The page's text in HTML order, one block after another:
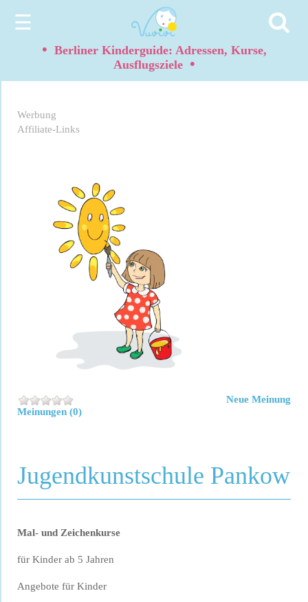
☰
• Berliner Kinderguide: Adressen, Kurse,
Ausflugsziele •
Werbung
Affiliate-Links
Meinungen (0)
Neue Meinung
Jugendkunstschule Pankow
Mal- und Zeichenkurse
für Kinder ab 5 Jahren
Angebote für Kinder